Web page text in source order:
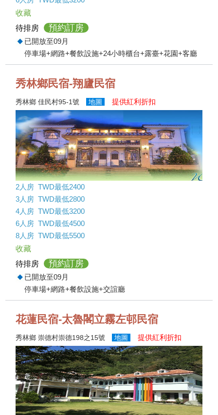
收藏
待排房
預約訂房
已開放至09月
停車場+網路+餐飲設施+24小時櫃台+露臺+花園+客廳
秀林鄉民宿-翔廬民宿
秀林鄉 佳民村95-1號 地圖 提供紅利折扣
2人房 TWD最低2400
3人房 TWD最低2800
4人房 TWD最低3200
6人房 TWD最低4500
8人房 TWD最低5500
收藏
待排房
預約訂房
已開放至09月
停車場+網路+餐飲設施+交誼廳
花蓮民宿-太魯閣立霧左邨民宿
秀林鄉 崇德村崇德198之15號 地圖 提供紅利折扣